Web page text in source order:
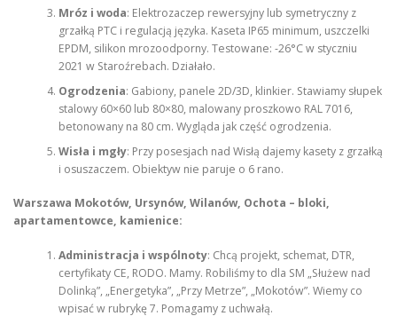
Mróz i woda: Elektrozaczep rewersyjny lub symetryczny z
grzałką PTC i regulacją języka. Kaseta IP65 minimum, uszczelki
EPDM, silikon mrozoodporny. Testowane: -26°C w styczniu
2021 w Staroźrebach. Działało.
Ogrodzenia: Gabiony, panele 2D/3D, klinkier. Stawiamy słupek
stalowy 60×60 lub 80×80, malowany proszkowo RAL 7016,
betonowany na 80 cm. Wygląda jak część ogrodzenia.
Wisła i mgły: Przy posesjach nad Wisłą dajemy kasety z grzałką
i osuszaczem. Obiektyw nie paruje o 6 rano.
Warszawa Mokotów, Ursynów, Wilanów, Ochota – bloki,
apartamentowce, kamienice:
Administracja i wspólnoty: Chcą projekt, schemat, DTR,
certyfikaty CE, RODO. Mamy. Robiliśmy to dla SM „Służew nad
Dolinką”, „Energetyka”, „Przy Metrze”, „Mokotów”. Wiemy co
wpisać w rubrykę 7. Pomagamy z uchwałą.